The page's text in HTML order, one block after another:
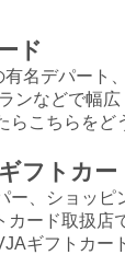
ド
名デパート
ンなどで幅
らこちらをど
フトカー
ー、ショッ
カード取扱店
ギフトカー